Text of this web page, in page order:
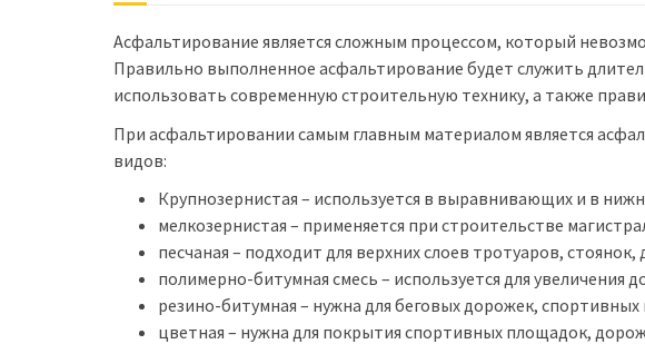
Асфальтирование является сложным процессом, который
Правильно выполненное асфальтирование будет служить
использовать современную строительную технику, а также
При асфальтировании самым главным материалом является
видов:
Крупнозернистая – используется в выравнивающих и в
мелкозернистая – применяется при строительстве
песчаная – подходит для верхних слоев тротуаров,
полимерно-битумная смесь – используется для увеличения
резино-битумная – нужна для беговых дорожек,
цветная – нужна для покрытия спортивных площадок,